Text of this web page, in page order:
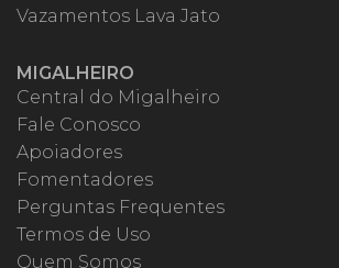
Vazamentos Lava Jato
MIGALHEIRO
Central do Migalheiro
Fale Conosco
Apoiadores
Fomentadores
Perguntas Frequentes
Termos de Uso
Quem Somos